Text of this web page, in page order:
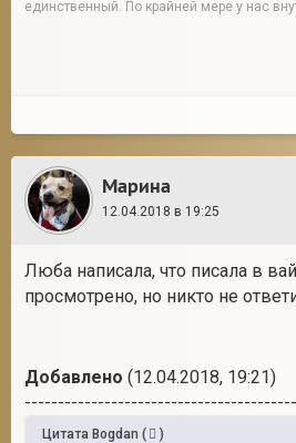
единственный. По крайней мере у нас
Марина
12.04.2018 в 19:25
Люба написала, что писала в
просмотрено, но никто не
Добавлено (12.04.2018, 19:21)
Цитата Bogdan ( )